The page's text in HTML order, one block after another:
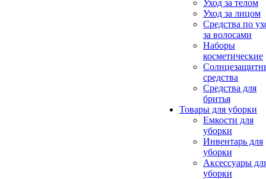
Уход за телом
Уход за лицом
Средства по
за волосами
Наборы
косметические
средства
Средства для
бритья
Товары для уборки
Емкости для
уборки
Инвентарь для
уборки
Аксессуары
уборки